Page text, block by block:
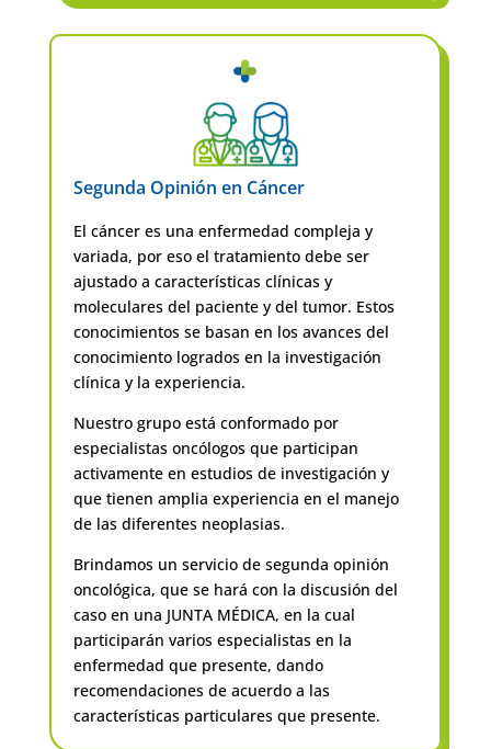
Segunda Opinión en Cáncer
El cáncer es una enfermedad compleja y
variada, por eso el tratamiento debe ser
ajustado a características clínicas y
moleculares del paciente y del tumor. Estos
conocimientos se basan en los avances del
conocimiento logrados en la investigación
clínica y la experiencia.
Nuestro grupo está conformado por
especialistas oncólogos que participan
activamente en estudios de investigación y
que tienen amplia experiencia en el manejo
de las diferentes neoplasias.
Brindamos un servicio de segunda opinión
oncológica, que se hará con la discusión del
caso en una JUNTA MÉDICA, en la cual
participarán varios especialistas en la
enfermedad que presente, dando
recomendaciones de acuerdo a las
características particulares que presente.